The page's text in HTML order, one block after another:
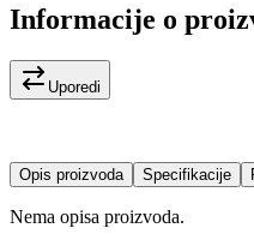
Informacije o
Uporedi
Opis proizvoda Specifikacije
Nema opisa proizvoda.